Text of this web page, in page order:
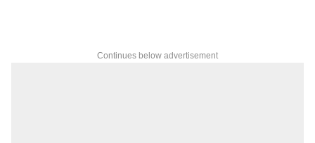
Continues below advertisement